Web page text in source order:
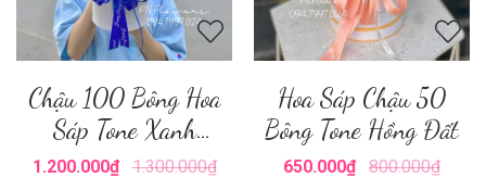
Chậu 100 Bông Hoa
Sáp Tone Xanh
Dương
1.200.000₫ 1.300.000₫
Hoa Sáp Chậu 50
Bông Tone Hồng Đất
650.000₫ 800.000₫